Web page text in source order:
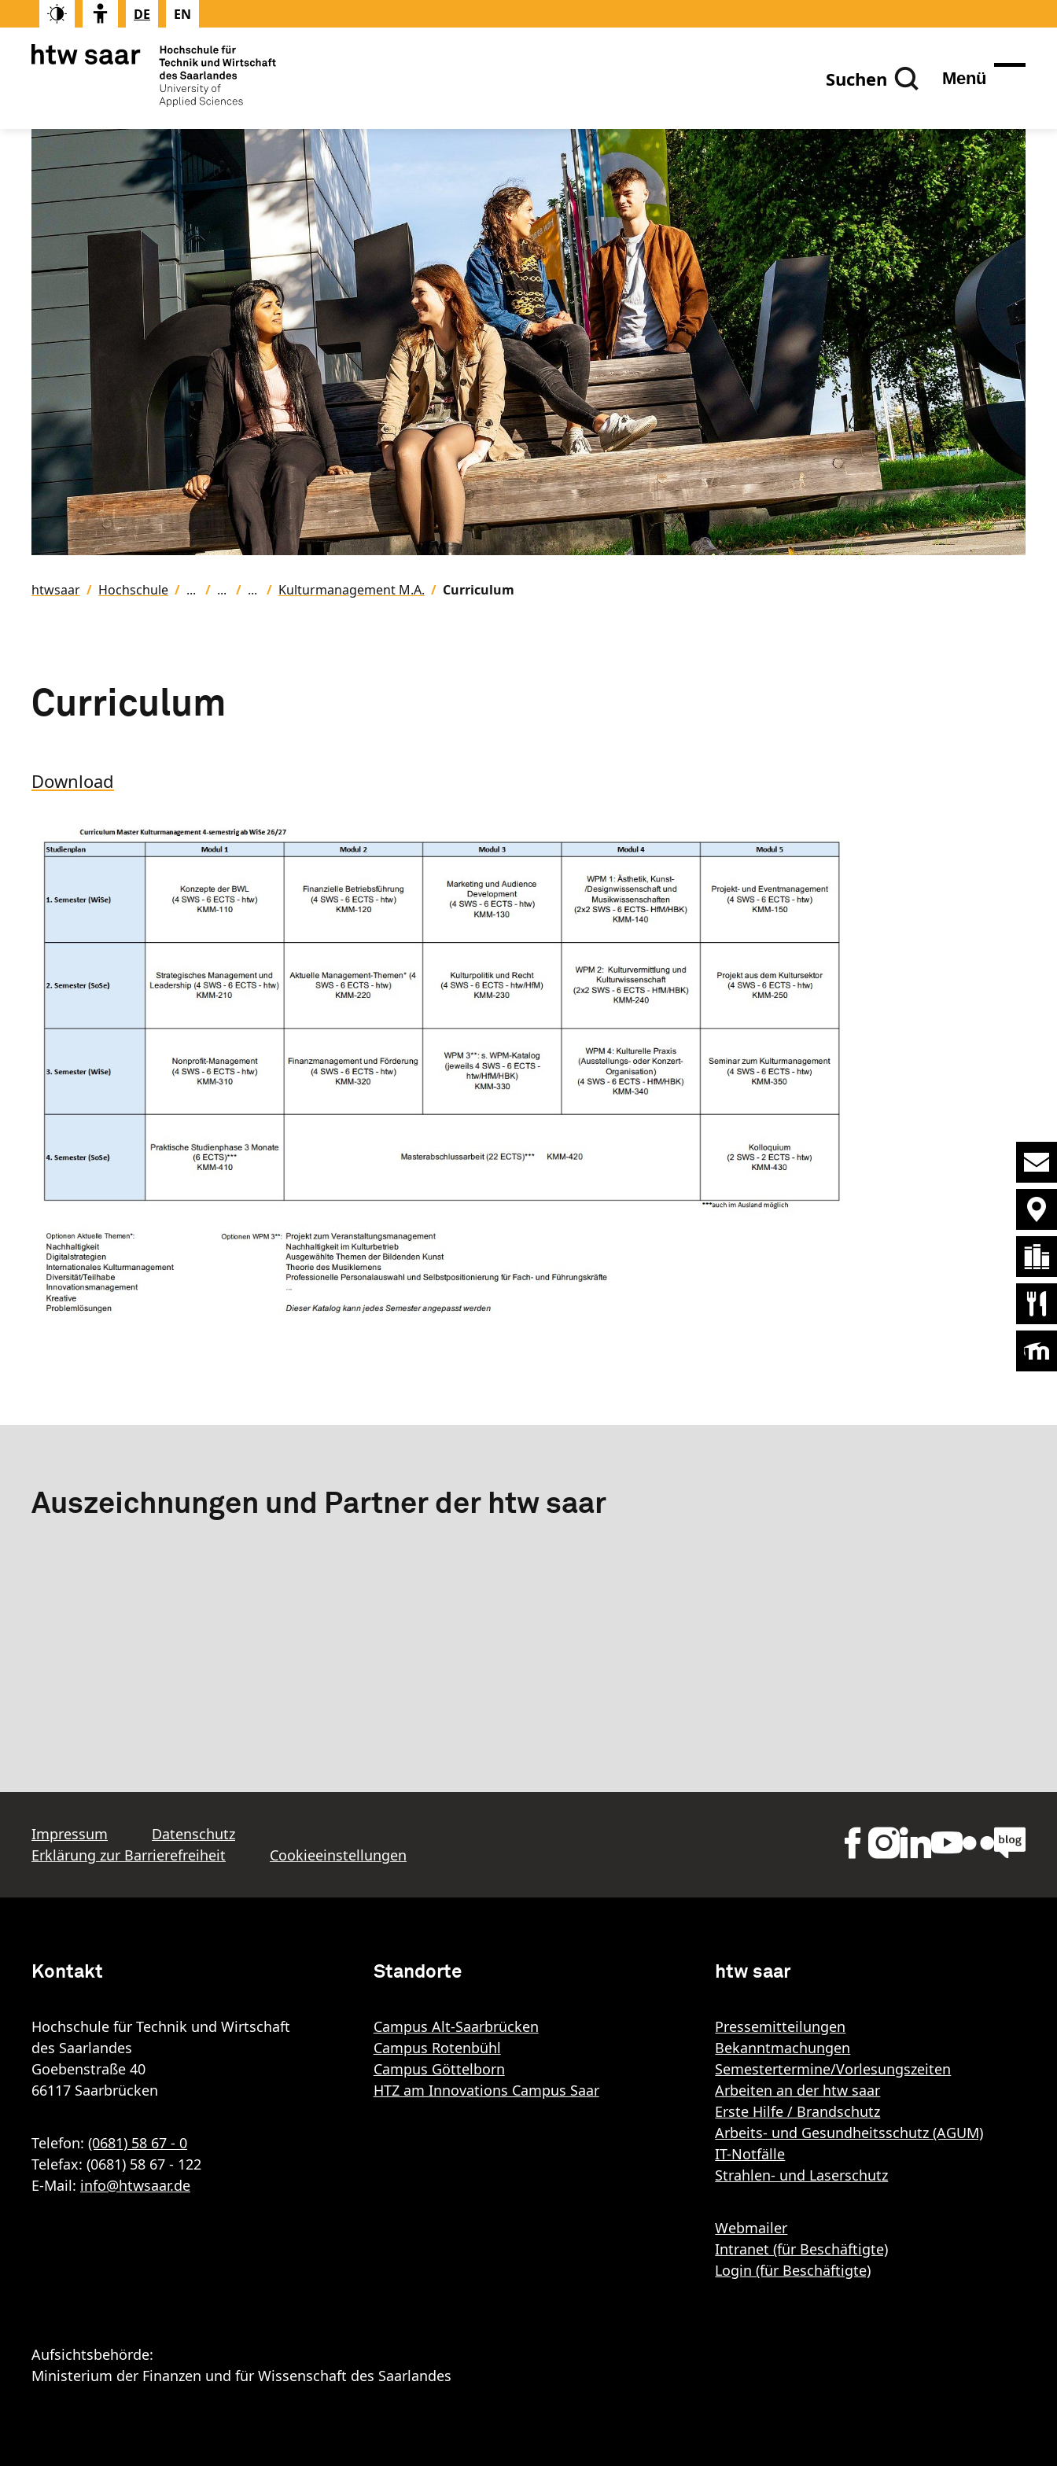
DE EN
Suchen Menü
htwsaar Hochschule Kulturmanagement M.A. Curriculum
Curriculum
Download
Auszeichnungen und Partner der htw saar
Impressum
Datenschutz
Erklärung zur Barrierefreiheit
Cookieeinstellungen
Kontakt
Hochschule für Technik und Wirtschaft
des Saarlandes
Goebenstraße 40
66117 Saarbrücken
Telefon: (0681) 58 67 - 0
Telefax: (0681) 58 67 - 122
E-Mail: info@htwsaar.de
Standorte
Campus Alt-Saarbrücken
Campus Rotenbühl
Campus Göttelborn
HTZ am Innovations Campus Saar
htw saar
Pressemitteilungen
Bekanntmachungen
Semestertermine/Vorlesungszeiten
Arbeiten an der htw saar
Erste Hilfe / Brandschutz
Arbeits- und Gesundheitsschutz (AGUM)
IT-Notfälle
Strahlen- und Laserschutz
Webmailer
Intranet (für Beschäftigte)
Login (für Beschäftigte)
Aufsichtsbehörde:
Ministerium der Finanzen und für Wissenschaft des Saarlandes